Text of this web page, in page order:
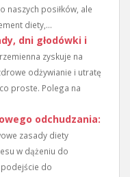
naszych posiłków, ale
diety,...
dni głodówki i
zyskuje na
odżywianie i utratę
proste. Polega na
odchudzania:
zasady diety
w dążeniu do
podejście do